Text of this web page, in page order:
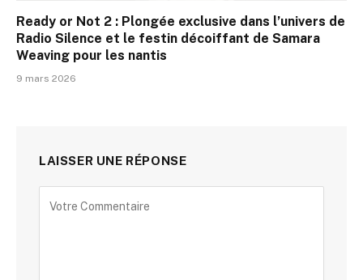
Ready or Not 2 : Plongée exclusive dans l’univers de
Radio Silence et le festin décoiffant de Samara
Weaving pour les nantis
9 mars 2026
LAISSER UNE RÉPONSE